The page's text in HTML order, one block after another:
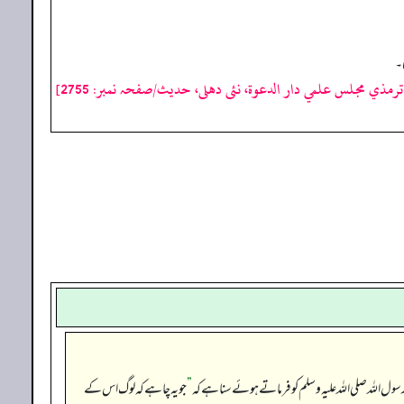
مجلس علمي دار الدعوة، نئى دهلى، حدیث/صفحہ نمبر: 2755]
اللہ صلی اللہ علیہ وسلم کو فرماتے ہوئے سنا ہے کہ”جو یہ چاہے کہ لوگ اس کے